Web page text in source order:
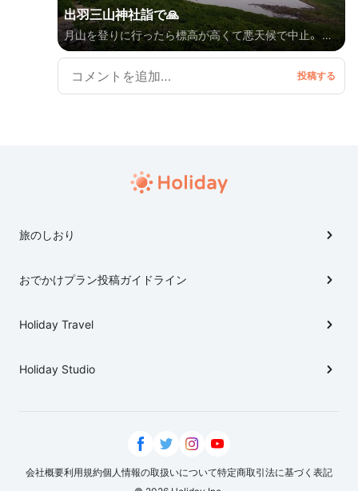
出羽三山神社詣で🙏
月山を登りに行ったら標高が高くて悪天候で中止。 仕
方なく羽黒山に行ったけどとても良かった〜！（1日目）
鶴岡市の資料館は内容たっぷりで見応えがあるので楽
しい（2日目）
旅のしおり
おでかけプラン投稿ガイドライン
Holiday Travel
Holiday Studio
会社概要利用規約個人情報の取扱いについて特定商取引法に基づく表記